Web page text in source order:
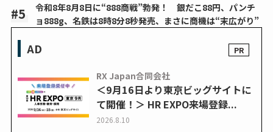
令和8年8月8日に“888商戦”勃発！ 銀だこ88円、パンチ
ョ888g、名鉄は8時8分8秒発売、まさに商機は“末広がり”
AD
RX Japan合同会社
＜9月16日より東京ビッグサイトに
て開催！＞ HR EXPO来場登録...
2026.8.10